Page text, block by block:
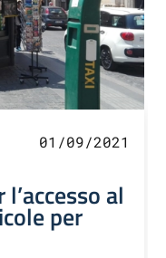
01/09/2021
al
per